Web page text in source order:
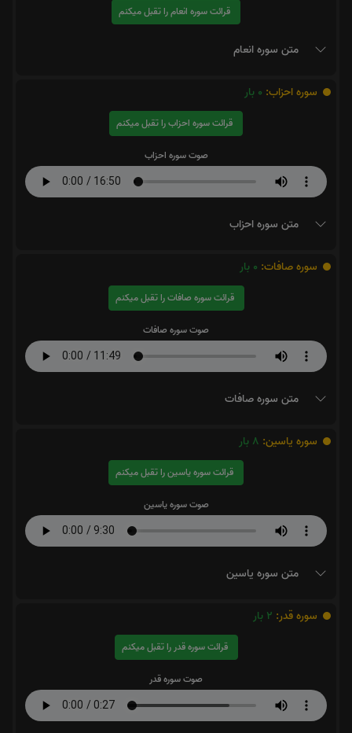
قرائت سوره انعام را تقبل میکنم
متن سوره انعام
سوره احزاب: 0 بار
قرائت سوره احزاب را تقبل میکنم
صوت سوره احزاب
متن سوره احزاب
سوره صافات: 0 بار
قرائت سوره صافات را تقبل میکنم
صوت سوره صافات
متن سوره صافات
سوره یاسین: 8 بار
قرائت سوره یاسین را تقبل میکنم
صوت سوره یاسین
متن سوره یاسین
سوره قدر: 2 بار
قرائت سوره قدر را تقبل میکنم
صوت سوره قدر